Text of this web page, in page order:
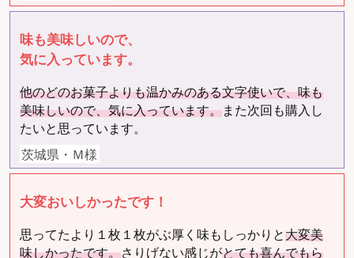
味も美味しいので、
気に入っています。
他のどのお菓子よりも温かみのある文字使いで、味も
美味しいので、気に入っています。また次回も購入し
たいと思っています。
茨城県・Ｍ様
大変おいしかったです！
思ってたより１枚１枚がぶ厚く味もしっかりと大変美
味しかったです。さりげない感じがとても喜んでもら